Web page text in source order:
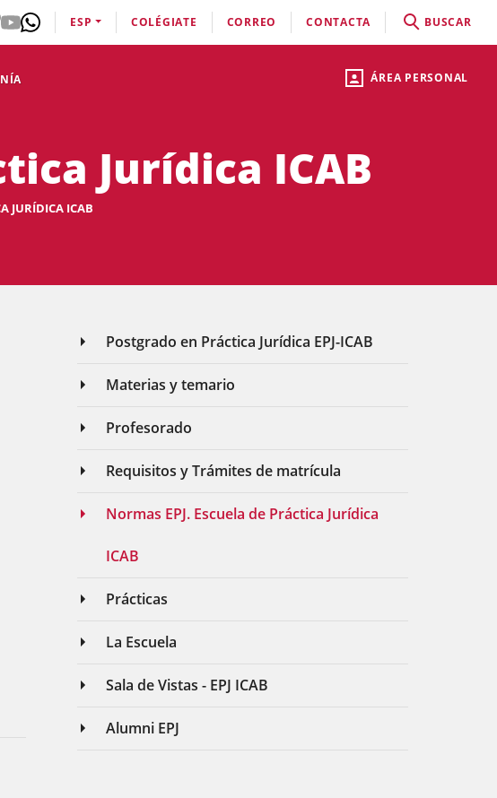
ÁREA PERSONAL
ESP COLÉGIATE CORREO CONTACTA BUSCAR
Jurídica ICAB
JURÍDICA ICAB
Postgrado en Práctica Jurídica EPJ-ICAB
Materias y temario
Profesorado
Requisitos y Trámites de matrícula
Normas EPJ. Escuela de Práctica Jurídica
ICAB
Prácticas
La Escuela
Sala de Vistas - EPJ ICAB
Alumni EPJ